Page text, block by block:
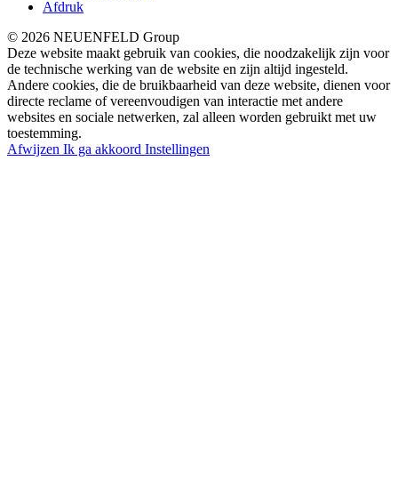
Afdruk
© 2026 NEUENFELD Group
Deze website maakt gebruik van cookies, die noodzakelijk zijn voor
de technische werking van de website en zijn altijd ingesteld.
Andere cookies, die de bruikbaarheid van deze website, dienen voor
directe reclame of vereenvoudigen van interactie met andere
websites en sociale netwerken, zal alleen worden gebruikt met uw
toestemming.
Afwijzen Ik ga akkoord Instellingen